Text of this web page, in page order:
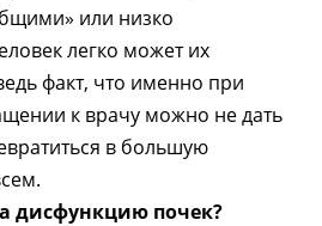
или низко
легко может их
факт, что именно при
к врачу можно не дать
в большую
дисфункцию почек?